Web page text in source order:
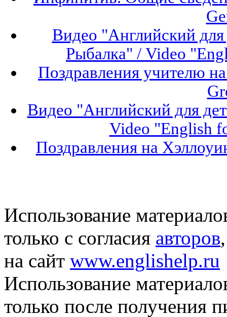
Видео "Английский для
Рыбалка" / Video
Поздравления учителю
Видео "Английский для
Video "English
Поздравления на
Использование
только с согласия авторов
на сайт www.englishelp.ru
Использование
только после получения